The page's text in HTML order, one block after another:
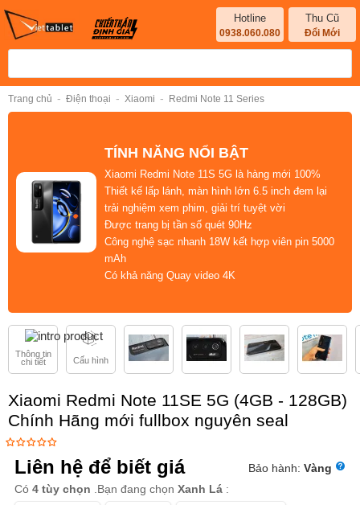
Hotline
0938.060.080
Thu Cũ
Đổi Mới
Trang chủ - Điện thoại - Xiaomi - Redmi Note 11 Series
TÍNH NĂNG NỔI BẬT
Xiaomi Redmi Note 11S 5G là hàng mới 100%
Thiết kế lấp lánh , màn hình lớn 6.5 inch đem lại
trải nghiệm xem phim, giải trí tuyệt vời
Được trang bị tần số quét 90Hz
Công nghệ sạc nhanh 18W kết hợp viên pin 5000
mAh
Có khả năng Quay video 4K
Thông tin
chi tiết
Cấu hình
Xiaomi Redmi Note 11SE 5G (4GB - 128GB)
Chính Hãng mới fullbox nguyên seal
Liên hệ để biết giá Bảo hành: Vàng
Có4 tùy chọn .Bạn đang chọnXanh Lá :